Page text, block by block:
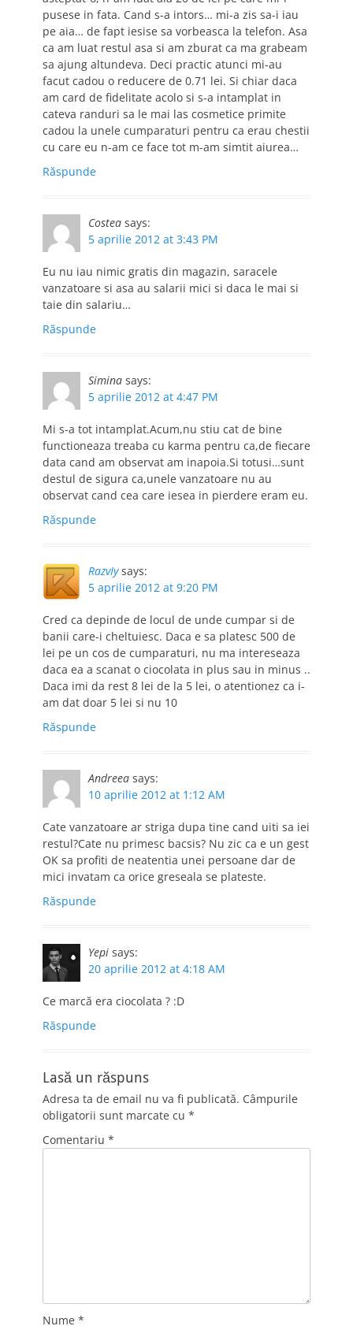
pusese in fata. Cand s-a intors… mi-a zis sa-i iau
pe aia… de fapt iesise sa vorbeasca la telefon. Asa
ca am luat restul asa si am zburat ca ma grabeam
sa ajung altundeva. Deci practic atunci mi-au
facut cadou o reducere de 0.71 lei. Si chiar daca
am card de fidelitate acolo si s-a intamplat in
cateva randuri sa le mai las cosmetice primite
cadou la unele cumparaturi pentru ca erau chestii
cu care eu n-am ce face tot m-am simtit aiurea…
Răspunde
Costea says:
5 aprilie 2012 at 3:43 PM
Eu nu iau nimic gratis din magazin, saracele
vanzatoare si asa au salarii mici si daca le mai si
taie din salariu…
Răspunde
Simina says:
5 aprilie 2012 at 4:47 PM
Mi s-a tot intamplat.Acum,nu stiu cat de bine
functioneaza treaba cu karma pentru ca,de fiecare
data cand am observat am inapoia.Si totusi…sunt
destul de sigura ca,unele vanzatoare nu au
observat cand cea care iesea in pierdere eram eu.
Răspunde
RazvIy says:
5 aprilie 2012 at 9:20 PM
Cred ca depinde de locul de unde cumpar si de
banii care-i cheltuiesc. Daca e sa platesc 500 de
lei pe un cos de cumparaturi, nu ma intereseaza
daca ea a scanat o ciocolata in plus sau in minus ..
Daca imi da rest 8 lei de la 5 lei, o atentionez ca i-
am dat doar 5 lei si nu 10
Răspunde
Andreea says:
10 aprilie 2012 at 1:12 AM
Cate vanzatoare ar striga dupa tine cand uiti sa iei
restul?Cate nu primesc bacsis? Nu zic ca e un gest
OK sa profiti de neatentia unei persoane dar de
mici invatam ca orice greseala se plateste.
Răspunde
Yepi says:
20 aprilie 2012 at 4:18 AM
Ce marcă era ciocolata ? :D
Răspunde
Lasă un răspuns
Adresa ta de email nu va fi publicată. Câmpurile
obligatorii sunt marcate cu *
Comentariu *
Nume *